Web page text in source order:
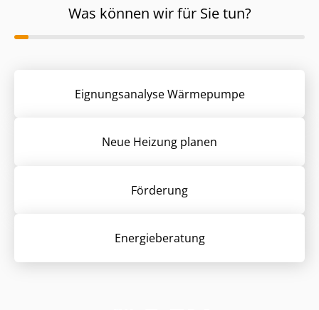
Was können wir für Sie tun?
Eignungsanalyse Wärmepumpe
Neue Heizung planen
Förderung
Energieberatung